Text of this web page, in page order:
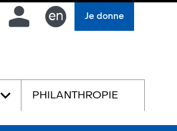
Liens Connexion Je donne
PHILANTHROPIE